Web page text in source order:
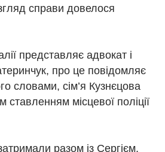
справи довелося
представляє адвокат і
про це повідомляє
словами, сім’я Кузнєцова
ставленням місцевої поліції
разом із Сергієм,